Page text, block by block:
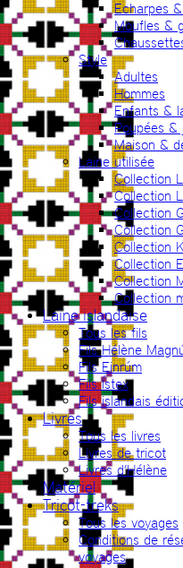
Echarpes
Moufles &
Style
Adultes
Hommes
Enfants &
Poupées &
Maison &
Laine utilisée
Collection
Collection
Collection
Collection
Collection
Collection
Collection
Collection
Laine islandaise
Tous les fils
Fils Hélène
Fils Einrúm
Fils Ístex
Fils islandais
Livres
Tous les livres
Livres de tricot
Livres d’Hélène
Matériel
Tricot-treks
Tous les voyages
Conditions de
voyages